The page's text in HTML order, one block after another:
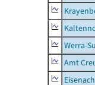
Werra-
Amt